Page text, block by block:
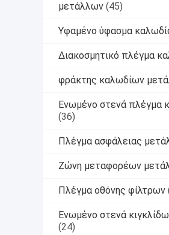
μετάλλων (45)
Υφαμένο ύφασμα
Διακοσμητικό πλέγμα
φράκτης καλωδίων
Ενωμένο στενά πλέγμα
(36)
Πλέγμα ασφάλειας
Ζώνη μεταφορέων
Πλέγμα οθόνης φίλτρων
Ενωμένο στενά
(24)